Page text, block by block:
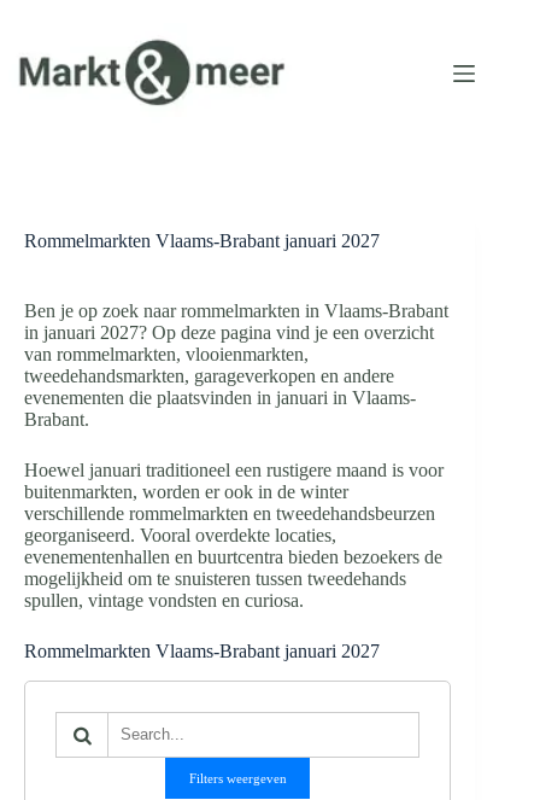
de
inhoud
Rommelmarkten Vlaams-Brabant januari 2027
Ben je op zoek naar rommelmarkten in Vlaams-Brabant
in januari 2027? Op deze pagina vind je een overzicht
van rommelmarkten, vlooienmarkten,
tweedehandsmarkten, garageverkopen en andere
evenementen die plaatsvinden in januari in Vlaams-
Brabant.
Hoewel januari traditioneel een rustigere maand is voor
buitenmarkten, worden er ook in de winter
verschillende rommelmarkten en tweedehandsbeurzen
georganiseerd. Vooral overdekte locaties,
evenementenhallen en buurtcentra bieden bezoekers de
mogelijkheid om te snuisteren tussen tweedehands
spullen, vintage vondsten en curiosa.
Rommelmarkten Vlaams-Brabant januari 2027
Filters weergeven